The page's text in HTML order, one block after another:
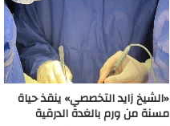
«الشيخ زايد التخصصي» ينقذ حياة
مسنة من ورم بالغدة الدرقية